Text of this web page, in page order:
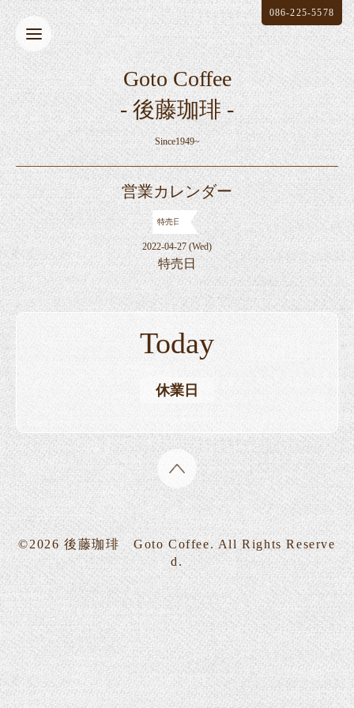
Goto Coffee
- 後藤珈琲 -
Since1949~
086-225-5578
営業カレンダー
特売日
2022-04-27 (Wed)
特売日
Today
休業日
©2026 後藤珈琲 Goto Coffee. All Rights Reserve
d.